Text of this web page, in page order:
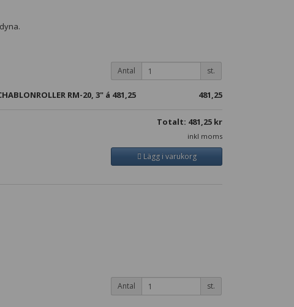
Antal st.
RM-20, 3" á 481,25 481,25
Totalt: 481,25 kr
inkl moms
Lägg i varukorg
Antal st.